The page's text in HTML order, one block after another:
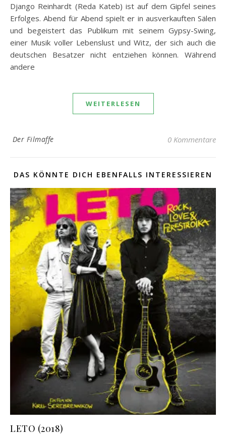
Django Reinhardt (Reda Kateb) ist auf dem Gipfel seines
Erfolges. Abend für Abend spielt er in ausverkauften Sälen
und begeistert das Publikum mit seinem Gypsy-Swing,
einer Musik voller Lebenslust und Witz, der sich auch die
deutschen Besatzer nicht entziehen können. Während
andere
WEITERLESEN
Der Filmaffe 0 Kommentare
DAS KÖNNTE DICH EBENFALLS INTERESSIEREN
LETO (2018)